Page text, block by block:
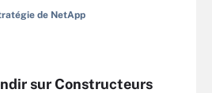
de NetApp
sur Constructeurs